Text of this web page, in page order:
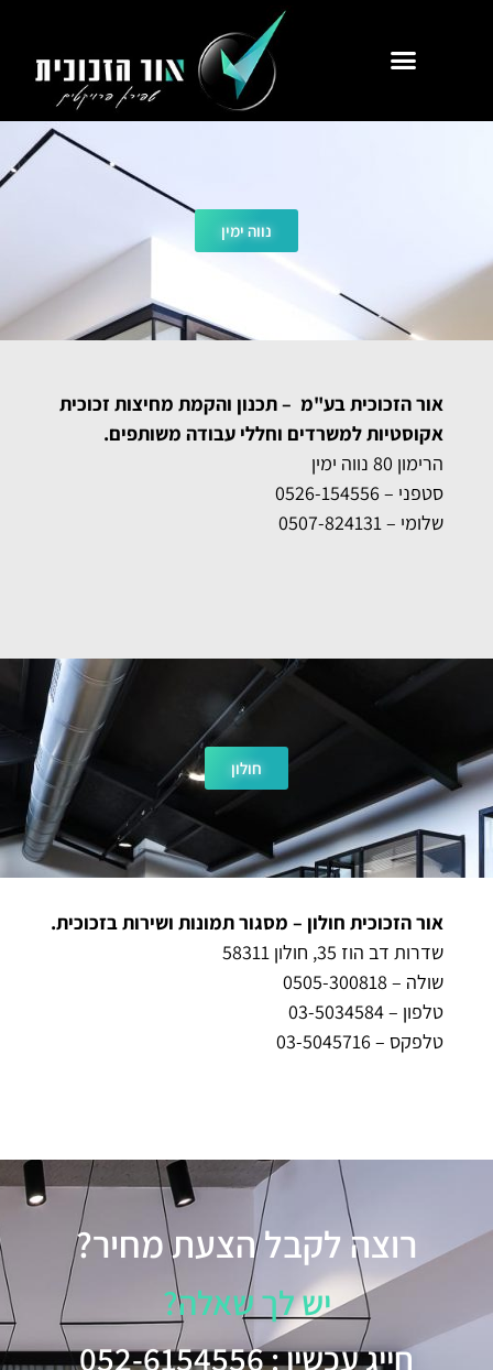
נווה ימין
אור הזכוכית בע"מ –תכנון והקמת מחיצות זכוכית
אקוסטיות למשרדים וחללי עבודה משותפים.
הרימון 80 נווה ימין
סטפני – 0526-154556
שלומי – 0507-824131
אור הזכוכית חולון – מסגור תמונות ושירות בזכוכית.
שדרות דב הוז 35, חולון 58311
שולה – 0505-300818
טלפון – 03-5034584
טלפקס – 03-5045716
חולון
רוצה לקבל הצעת מחיר?
יש לך שאלה?
חייג עכשיו : 052-6154556